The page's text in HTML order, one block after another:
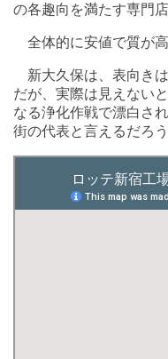
の各趣向を満たす専門
全体的に安値で質が高
新大久保は、表向き
だが、実際は見えない
なる浄化作戦で漂白さ
街の代表と言えるだろう